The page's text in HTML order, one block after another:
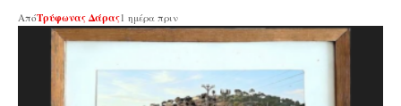
ΑπόΤρύφωνας Δάρας1 ημέρα πριν